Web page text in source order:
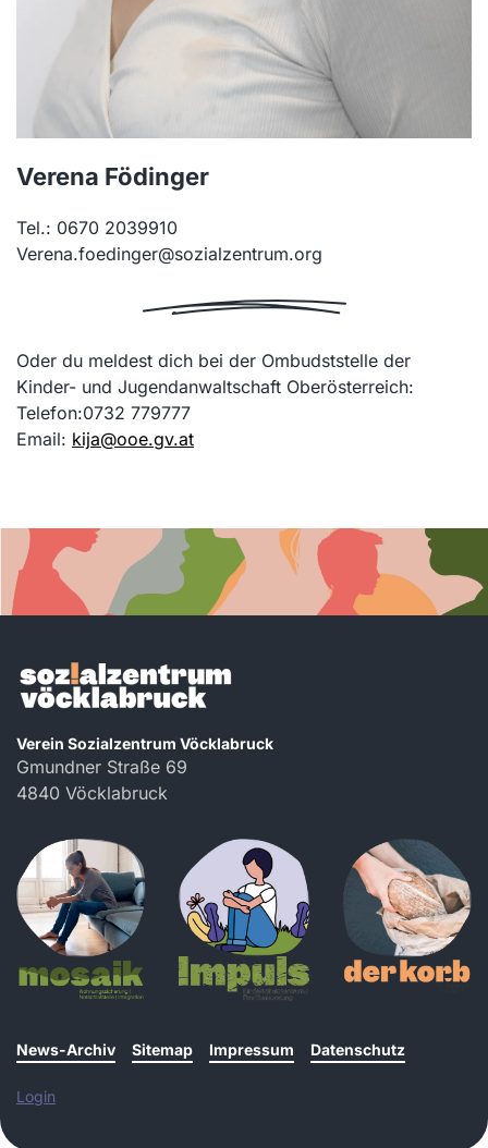
Verena Födinger
Tel.: 0670 2039910
Verena.foedinger@sozialzentrum.org
Oder du meldest dich bei der Ombudststelle der
Kinder- und Jugendanwaltschaft Oberösterreich:
Telefon:0732 779777
Email: kija@ooe.gv.at
Verein Sozialzentrum Vöcklabruck
Gmundner Straße 69
4840 Vöcklabruck
News-Archiv Sitemap Impressum Datenschutz
Login